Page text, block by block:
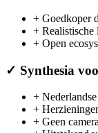
+ Goedkoper
+
+ Open
✓ Synthesia
+
+
+ Geen